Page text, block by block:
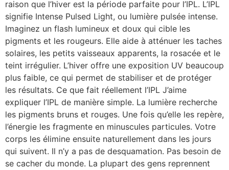
raison que l’hiver est la période parfaite pour l’IPL. L’IPL
signifie Intense Pulsed Light, ou lumière pulsée intense.
Imaginez un flash lumineux et doux qui cible les
pigments et les rougeurs. Elle aide à atténuer les taches
solaires, les petits vaisseaux apparents, la rosacée et le
teint irrégulier. L’hiver offre une exposition UV beaucoup
plus faible, ce qui permet de stabiliser et de protéger
les résultats. Ce que fait réellement l’IPL J’aime
expliquer l’IPL de manière simple. La lumière recherche
les pigments bruns et rouges. Une fois qu’elle les repère,
l’énergie les fragmente en minuscules particules. Votre
corps les élimine ensuite naturellement dans les jours
qui suivent. Il n’y a pas de desquamation. Pas besoin de
se cacher du monde. La plupart des gens reprennent